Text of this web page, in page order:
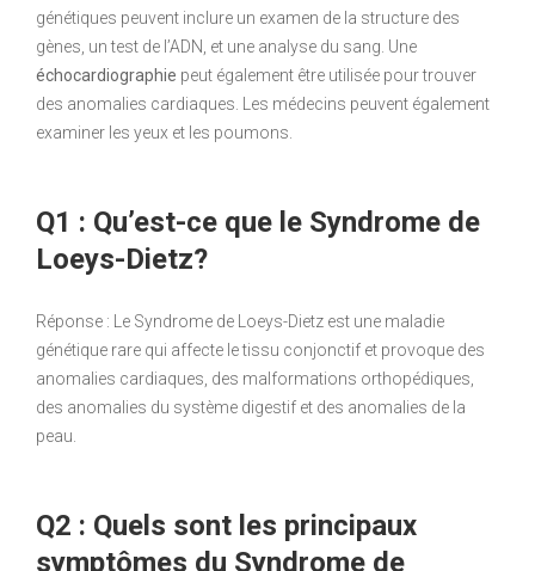
génétiques peuvent inclure un examen de la structure des
gènes, un test de l’ADN, et une analyse du sang. Une
échocardiographie peut également être utilisée pour trouver
des anomalies cardiaques. Les médecins peuvent également
examiner les yeux et les poumons.
Q1 : Qu’est-ce que le Syndrome de
Loeys-Dietz?
Réponse : Le Syndrome de Loeys-Dietz est une maladie
génétique rare qui affecte le tissu conjonctif et provoque des
anomalies cardiaques, des malformations orthopédiques,
des anomalies du système digestif et des anomalies de la
peau.
Q2 : Quels sont les principaux
symptômes du Syndrome de